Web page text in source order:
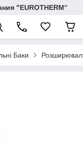
"EUROTHERM"
Баки